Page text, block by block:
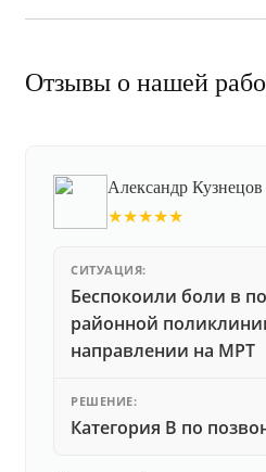
Отзывы о нашей
Александр Кузнецов
★★★★★
СИТУАЦИЯ:
Беспокоили боли в
районной
направлении на МРТ
РЕШЕНИЕ:
Категория В по